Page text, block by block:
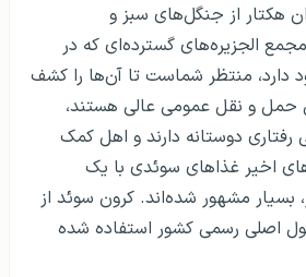
هکتار از جنگل‌های سبز و
الجزیره‌های گسترده‌ای که در
دارد، منتظر شماست تا آن‌ها را کشف
حمل و نقل عمومی عالی هستند،
دوستانه دارند و اهل کمک
اخیر غذاهای سوئدی با یک
بسیار مشهور شده‌اند. کرون سوئد از
پول اصلی رسمی کشور استفاده شده